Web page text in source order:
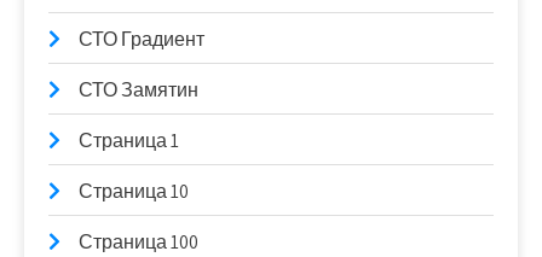
СТО Градиент
СТО Замятин
Страница 1
Страница 10
Страница 100